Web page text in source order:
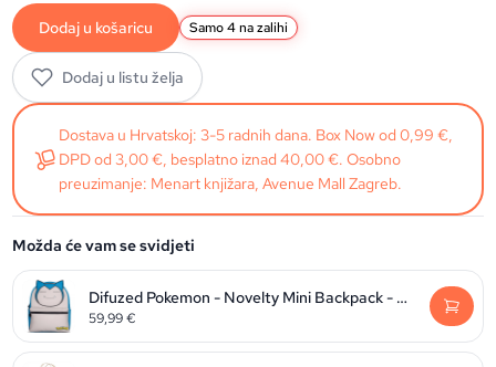
Dodaj u košaricu Samo 4 na zalihi
Dodaj u listu želja
Dostava u Hrvatskoj: 3-5 radnih dana. Box Now od 0,99 €,
DPD od 3,00 €, besplatno iznad 40,00 €. Osobno
preuzimanje: Menart knjižara, Avenue Mall Zagreb.
Možda će vam se svidjeti
Difuzed Pokemon - Novelty Mini Backpack - Snorlax
59,99€